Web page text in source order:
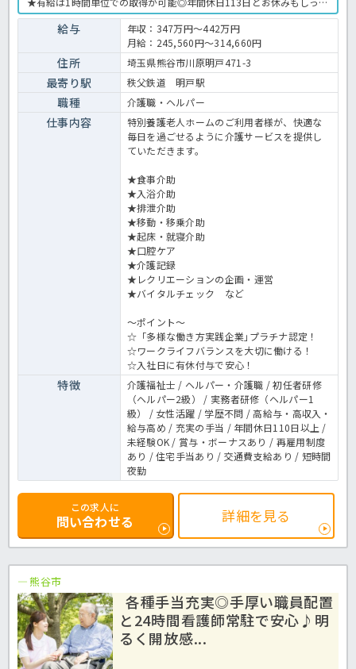
りあるので、プライベートと両立しやすい環境です♪夜勤は1日/8時
間勤務で身体に無理なくお仕事できますよ！ご興味のある方はお気軽
にお問合せ下さい♪特養での介護業務全般です。 ＜介護職 正職員
給与
年収：347万円～442万円
月給：245,560円～314,660円
住所 埼玉県熊谷市川原明戸471-3
最寄り駅 秩父鉄道 明戸駅
職種 介護職・ヘルパー
仕事内容
特別養護老人ホームのご利用者様が、快適な
毎日を過ごせるように介護サービスを提供し
ていただきます。
★食事介助
★入浴介助
★排泄介助
★移動・移乗介助
★起床・就寝介助
★口腔ケア
★介護記録
★レクリエーションの企画・運営
★バイタルチェック など
～ポイント～
☆「多様な働き方実践企業｣プラチナ認定！
☆ワークライフバランスを大切に働ける！
☆入社日に有休付与で安心！
特徴
介護福祉士 / ヘルパー・介護職 / 初任者研修
（ヘルパー2級） / 実務者研修（ヘルパー1
級） / 女性活躍 / 学歴不問 / 高給与・高収入・
給与高め / 充実の手当 / 年間休日110日以上 /
未経験OK / 賞与・ボーナスあり / 再雇用制度
あり / 住宅手当あり / 交通費支給あり / 短時間
夜勤
この求人に
問い合わせる 詳細を見る
熊谷市
各種手当充実◎手厚い職員配置
と24時間看護師常駐で安心♪明
るく開放感...